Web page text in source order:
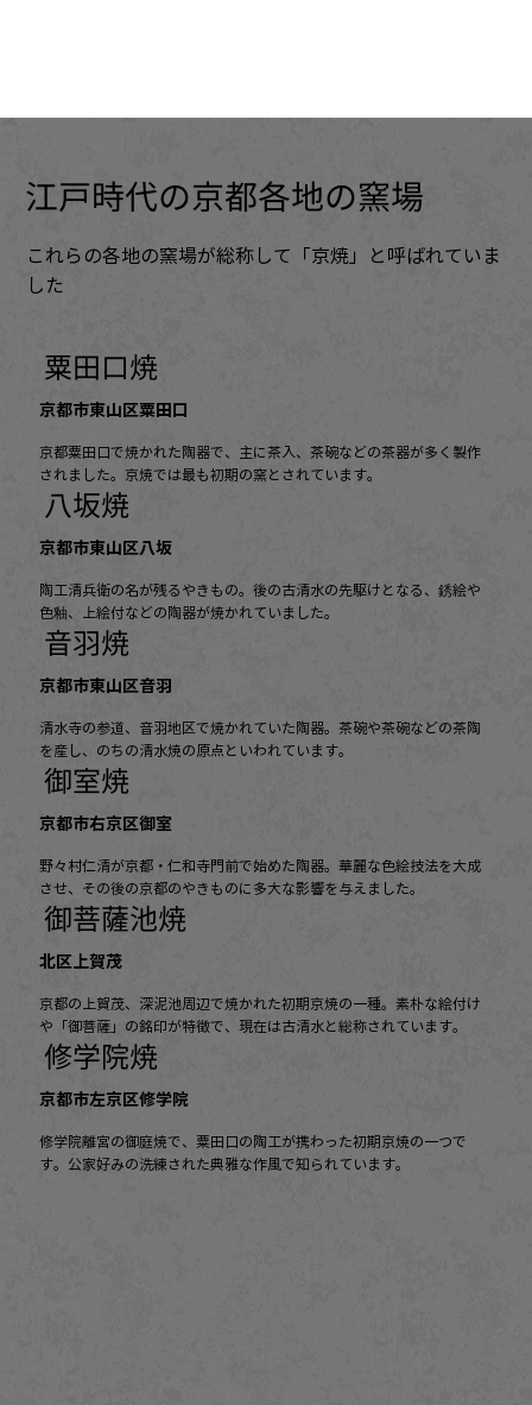
江戸時代の京都各地の窯場
これらの各地の窯場が総称して「京焼」と呼ばれていま
した
粟田口焼
京都市東山区粟田口
京都粟田口で焼かれた陶器で、主に茶入、茶碗などの茶器が多く製作
されました。京焼では最も初期の窯とされています。
八坂焼
京都市東山区八坂
陶工清兵衛の名が残るやきもの。後の古清水の先駆けとなる、銹絵や
色釉、上絵付などの陶器が焼かれていました。
音羽焼
京都市東山区音羽
清水寺の参道、音羽地区で焼かれていた陶器。茶碗や茶碗などの茶陶
を産し、のちの清水焼の原点といわれています。
御室焼
京都市右京区御室
野々村仁清が京都・仁和寺門前で始めた陶器。華麗な色絵技法を大成
させ、その後の京都のやきものに多大な影響を与えました。
御菩薩池焼
北区上賀茂
京都の上賀茂、深泥池周辺で焼かれた初期京焼の一種。素朴な絵付け
や「御菩薩」の銘印が特徴で、現在は古清水と総称されています。
修学院焼
京都市左京区修学院
修学院離宮の御庭焼で、粟田口の陶工が携わった初期京焼の一つで
す。公家好みの洗練された典雅な作風で知られています。